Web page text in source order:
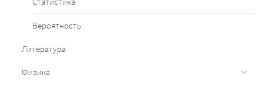
Вероятность
Литература
Физика